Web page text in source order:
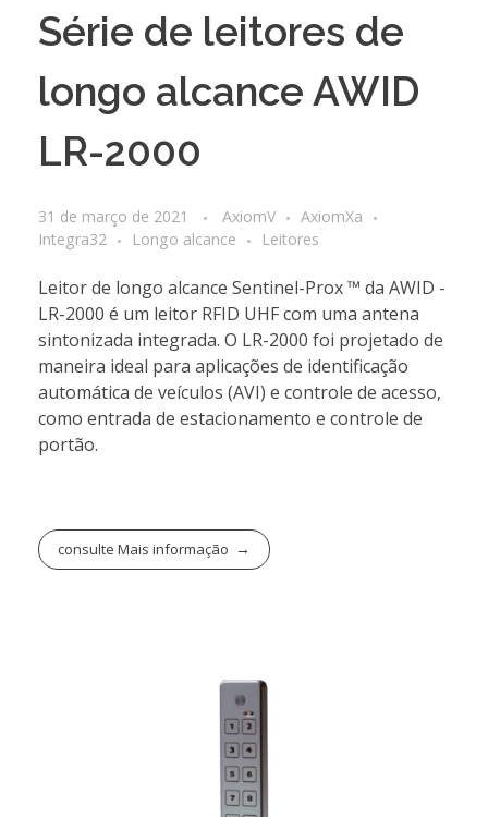
Série de leitores de
longo alcance AWID
LR-2000
31 de março de 2021 AxiomV
AxiomXa
Integra32
Longo alcance Leitores
Leitor de longo alcance Sentinel-Prox ™ da AWID -
LR-2000 é um leitor RFID UHF com uma antena
sintonizada integrada. O LR-2000 foi projetado de
maneira ideal para aplicações de identificação
automática de veículos (AVI) e controle de acesso,
como entrada de estacionamento e controle de
portão.
consulte Mais informação